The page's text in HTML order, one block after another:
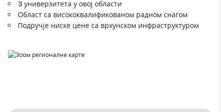
3 универзитета у овој области
Област са висококвалификованом радном снагом
Подручје ниске цене са врхунском инфраструктуром